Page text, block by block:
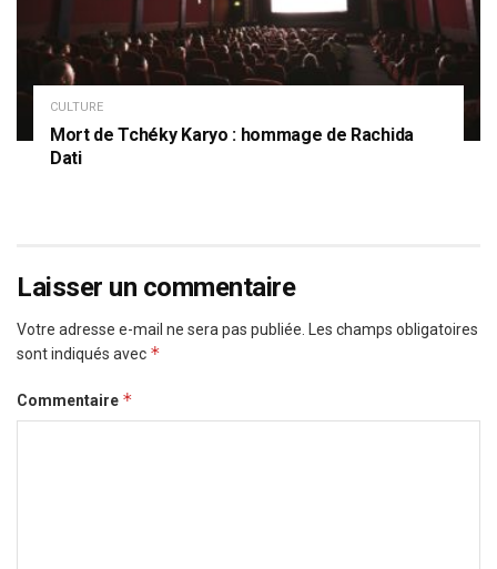
CULTURE
Mort de Tchéky Karyo : hommage de Rachida
Dati
Laisser un commentaire
Votre adresse e-mail ne sera pas publiée.
Les champs obligatoires
sont indiqués avec *
Commentaire *